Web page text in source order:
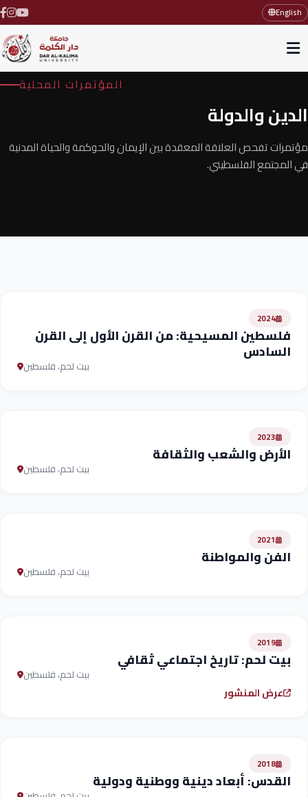
English
المؤتمرات المحلية
الدين والدولة
مؤتمرات تفحص العلاقة المعقدة بين الإيمان والحوكمة والحياة المدنية
في المجتمع الفلسطيني.
2024
فلسطين المسيحية: من القرن الأول إلى القرن
السادس
بيت لحم، فلسطين
2023
الأرض والشعب والثقافة
بيت لحم، فلسطين
2021
الفن والمواطنة
بيت لحم، فلسطين
2019
بيت لحم: تاريخ اجتماعي ثقافي
بيت لحم، فلسطين
عرض المنشور
2018
القدس: أبعاد دينية ووطنية ودولية